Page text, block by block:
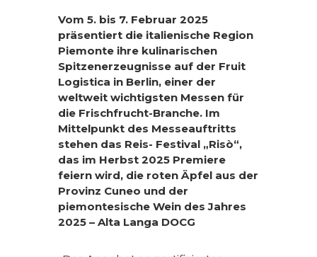
Vom 5. bis 7. Februar 2025
präsentiert die italienische Region
Piemonte ihre kulinarischen
Spitzenerzeugnisse auf der Fruit
Logistica in Berlin, einer der
weltweit wichtigsten Messenfür
die Frischfrucht-Branche. Im
Mittelpunkt des Messeauftritts
stehen das Reis- Festival „Risò“,
das im Herbst 2025 Premiere
feiern wird, die roten Äpfel aus der
Provinz Cuneo und der
piemontesische Wein des Jahres
2025 – Alta Langa DOCG